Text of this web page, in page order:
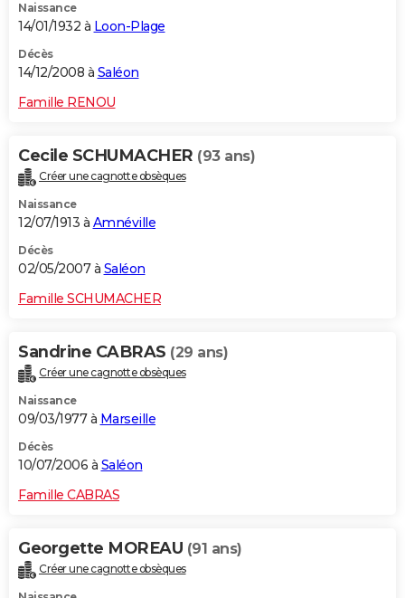
Naissance
14/01/1932 à Loon-Plage
Décès
14/12/2008 à Saléon
Famille RENOU
Cecile SCHUMACHER (93 ans)
Créer une cagnotte obsèques
Naissance
12/07/1913 à Amnéville
Décès
02/05/2007 à Saléon
Famille SCHUMACHER
Sandrine CABRAS (29 ans)
Créer une cagnotte obsèques
Naissance
09/03/1977 à Marseille
Décès
10/07/2006 à Saléon
Famille CABRAS
Georgette MOREAU (91 ans)
Créer une cagnotte obsèques